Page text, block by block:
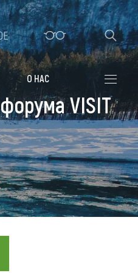
зимовка
отели
отели
О НАС
VISIT